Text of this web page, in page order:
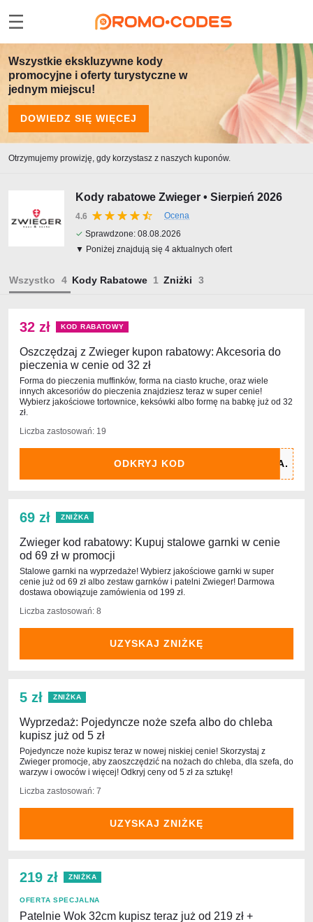
Wszystkie ekskluzywne kody
promocyjne i oferty turystyczne w
jednym miejscu!
DOWIEDZ SIĘ WIĘCEJ
Otrzymujemy prowizję, gdy korzystasz z naszych kuponów.
Kody rabatowe Zwieger • Sierpień 2026
4.6
Ocena
✓ Sprawdzone: 08.08.2026
▼ Poniżej znajdują się 4 aktualnych ofert
Wszystko Kody Rabatowe Zniżki
32 zł KOD RABATOWY
Oszczędzaj z Zwieger kupon rabatowy: Akcesoria do
pieczenia w cenie od 32 zł
Forma do pieczenia muffinków, forma na ciasto kruche, oraz wiele
innych akcesoriów do pieczenia znajdziesz teraz w super cenie!
Wybierz jakościowe tortownice, keksówki albo formę na babkę już od 32
zł.
Liczba zastosowań: 19
ODKRYJ KOD
69 zł ZNIŻKA
Zwieger kod rabatowy: Kupuj stalowe garnki w cenie
od 69 zł w promocji
Stalowe garnki na wyprzedaże! Wybierz jakościowe garnki w super
cenie już od 69 zł albo zestaw garnków i patelni Zwieger! Darmowa
dostawa obowiązuje zamówienia od 199 zł.
Liczba zastosowań: 8
UZYSKAJ ZNIŻKĘ
5 zł ZNIŻKA
Wyprzedaż: Pojedyncze noże szefa albo do chleba
kupisz już od 5 zł
Pojedyncze noże kupisz teraz w nowej niskiej cenie! Skorzystaj z
Zwieger promocje, aby zaoszczędzić na nożach do chleba, dla szefa, do
warzyw i owoców i więcej! Odkryj ceny od 5 zł za sztukę!
Liczba zastosowań: 7
UZYSKAJ ZNIŻKĘ
219 zł ZNIŻKA
OFERTA SPECJALNA
Patelnie Wok 32cm kupisz teraz już od 219 zł +